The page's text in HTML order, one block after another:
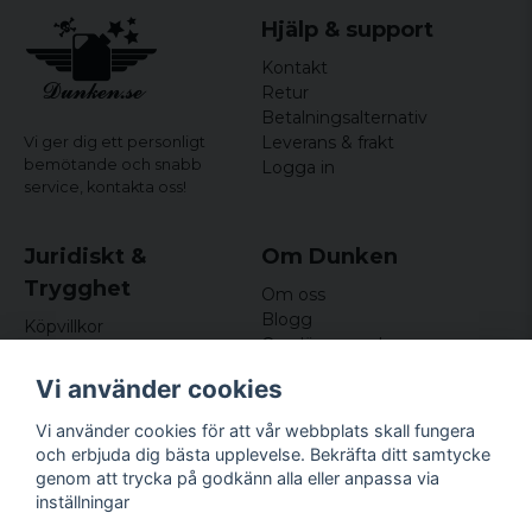
Vi ger dig ett personligt
bemötande och snabb
service, kontakta oss!
Hjälp & support
Kontakt
Retur
Betalningsalternativ
Leverans & frakt
Logga in
Juridiskt &
Trygghet
Köpvillkor
Om cookies
Om Dunken
Om oss
Blogg
Omdömen och
Nyhetsbrev
Kundklubb
Företagsuppgifter
Odd Sailor AB
Hamnplan 8, 29495
Vi använder cookies
Vi använder cookies för att vår webbplats skall fungera
och erbjuda dig bästa upplevelse. Bekräfta ditt samtycke
genom att trycka på godkänn alla eller anpassa via
inställningar